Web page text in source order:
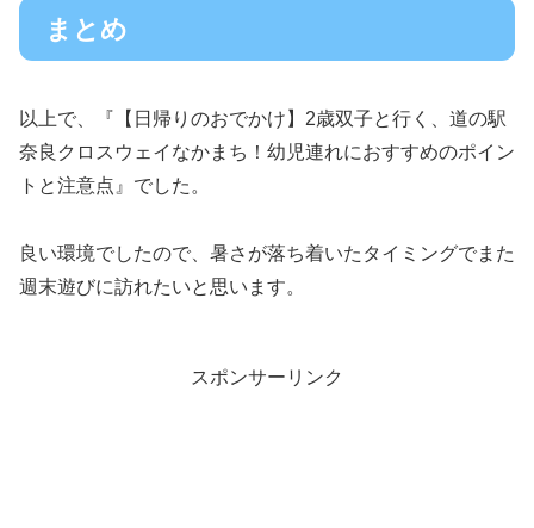
まとめ
以上で、『【日帰りのおでかけ】2歳双子と行く、道の駅
奈良クロスウェイなかまち！幼児連れにおすすめのポイン
トと注意点』でした。
良い環境でしたので、暑さが落ち着いたタイミングでまた
週末遊びに訪れたいと思います。
スポンサーリンク